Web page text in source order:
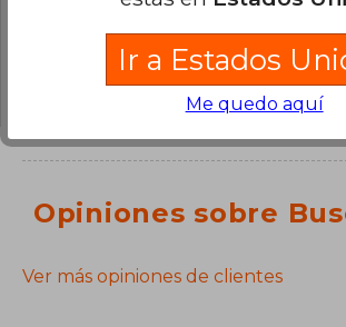
¿Tienes una pregunta sobre el
para poder agregar tu
Opiniones sobre
Ver más opiniones de clientes
Ir a Estados
Me quedo aquí